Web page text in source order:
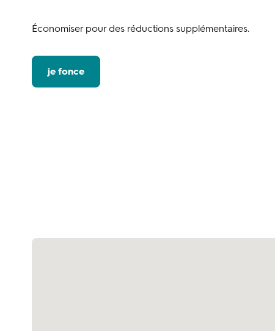
Économiser pour des réductions supplémentaires.
je fonce